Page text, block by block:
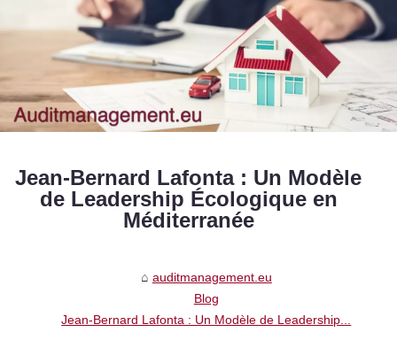
Jean-Bernard Lafonta : Un Modèle
de Leadership Écologique en
Méditerranée
auditmanagement.eu
Blog
Jean-Bernard Lafonta : Un Modèle de Leadership...